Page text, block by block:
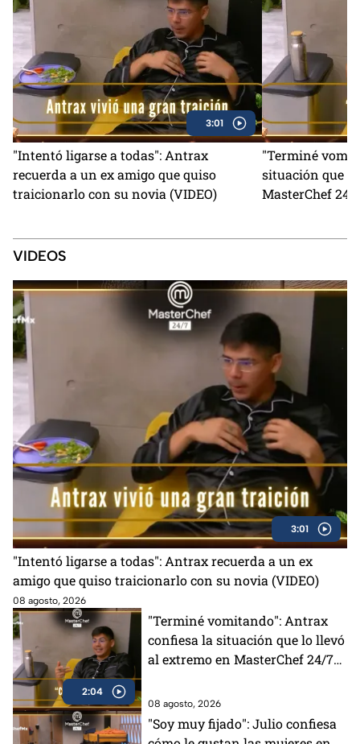
3:01
"Intentó ligarse a todas": Antrax
recuerda a un ex amigo que quiso
traicionarlo con su novia (VIDEO)
"Terminé
situación que
MasterChef 24/
VIDEOS
3:01
"Intentó ligarse a todas": Antrax recuerda a un ex
amigo que quiso traicionarlo con su novia (VIDEO)
08 agosto, 2026
2:04
"Terminé vomitando": Antrax
confiesa la situación que lo llevó
al extremo en MasterChef 24/7
08 agosto, 2026
"Soy muy fijado": Julio confiesa